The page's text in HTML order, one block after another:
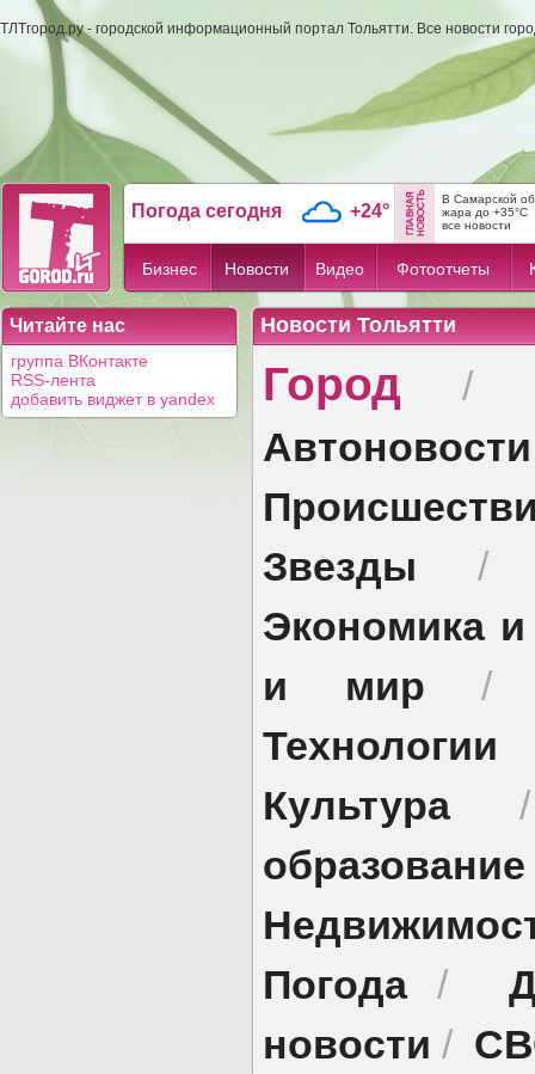
ТЛТгород.ру - городской информационный портал Тольятти. Все новости
Погода сегодня +24°
В Самарской
жара до +35°C
все новости
Бизнес Новости Видео Фотоотчеты
Читайте нас
группа ВКонтакте
RSS-лента
добавить виджет в yandex
Новости Тольятти
Город /
Автоновости
Звезды
Экономика
и мир
Технологии
Культура
образование
Погода/
новости /